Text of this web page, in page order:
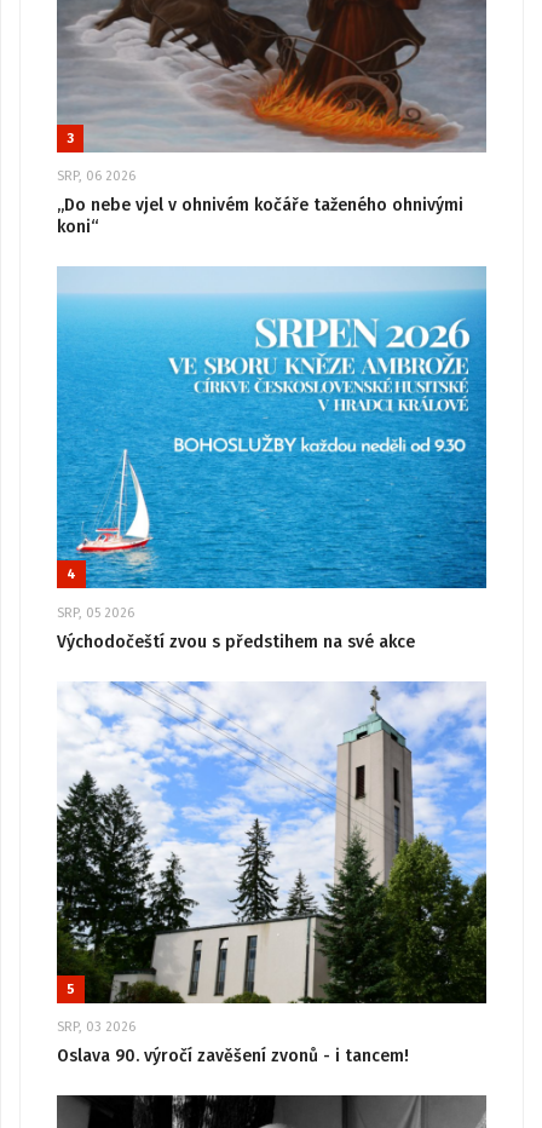
3
SRP, 06 2026
„Do nebe vjel v ohnivém kočáře taženého ohnivými
koni“
4
SRP, 05 2026
Východočeští zvou s předstihem na své akce
5
SRP, 03 2026
Oslava 90. výročí zavěšení zvonů - i tancem!